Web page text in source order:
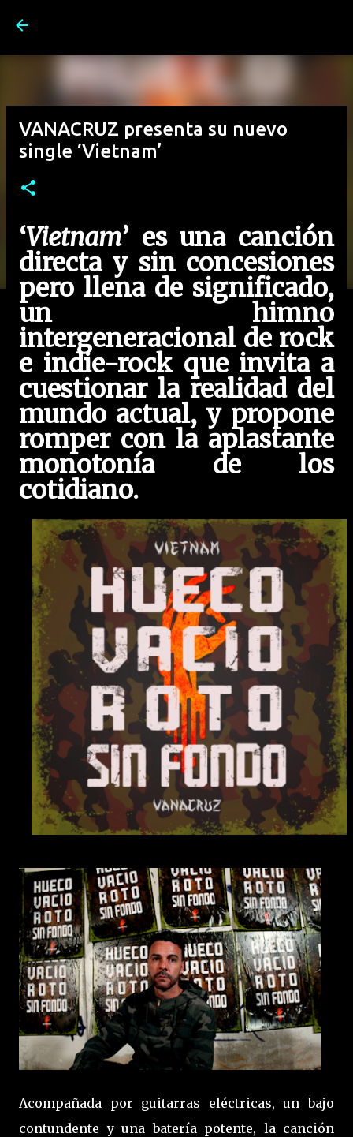
VANACRUZ presenta su nuevo
single ‘Vietnam’
‘Vietnam’ es una canción
directa y sin concesiones
pero llena de significado,
un himno
intergeneracional de rock
e indie-rock que invita a
cuestionar la realidad del
mundo actual, y propone
romper con la aplastante
monotonía de los
cotidiano.
Acompañada por guitarras eléctricas, un bajo
contundente y una batería potente, la canción